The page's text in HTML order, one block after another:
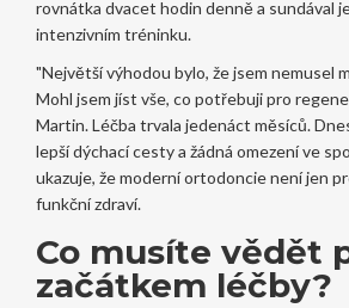
rovnátka dvacet hodin denně a sundával
intenzivním tréninku.
"Největší výhodou bylo, že jsem nemusel
Mohl jsem jíst vše, co potřebuji pro
Martin. Léčba trvala jedenáct měsíců.
lepší dýchací cesty a žádná omezení ve
ukazuje, že moderní ortodoncie není jen
funkční zdraví.
Co musíte vědět
začátkem léčby?